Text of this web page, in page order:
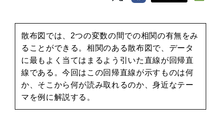
散布図では、2つの変数の間での相関の有無をみ
ることができる。相関のある散布図で、データ
に最もよく当てはまるよう引いた直線が回帰直
線である。今回はこの回帰直線が示すものは何
か、そこから何が読み取れるのか、身近なテー
マを例に解説する。